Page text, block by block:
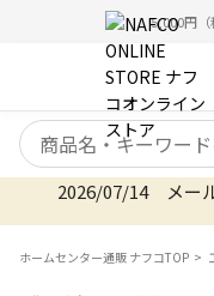
5,000円（
検索キーワード
2026/07/14 メー
ホームセンター通販 ナフコTOP